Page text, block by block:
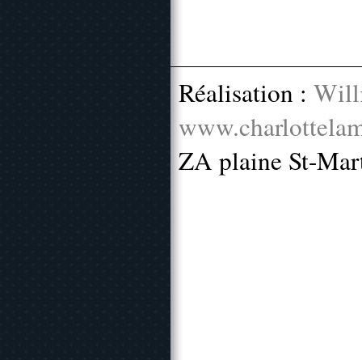
Réalisation :
ZA plaine St-